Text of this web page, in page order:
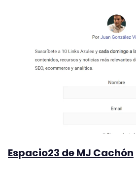
Espacio23 de MJ Cachón